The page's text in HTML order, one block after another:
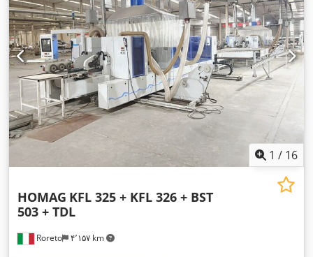
1 / 16
Roreto ۴٬۱۵۷ km
HOMAG KFL 325 + KFL 326 + BST
503 + TDL